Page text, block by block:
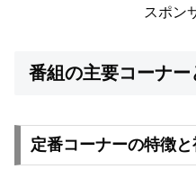
スポン
番組の主要コーナ
定番コーナーの特徴